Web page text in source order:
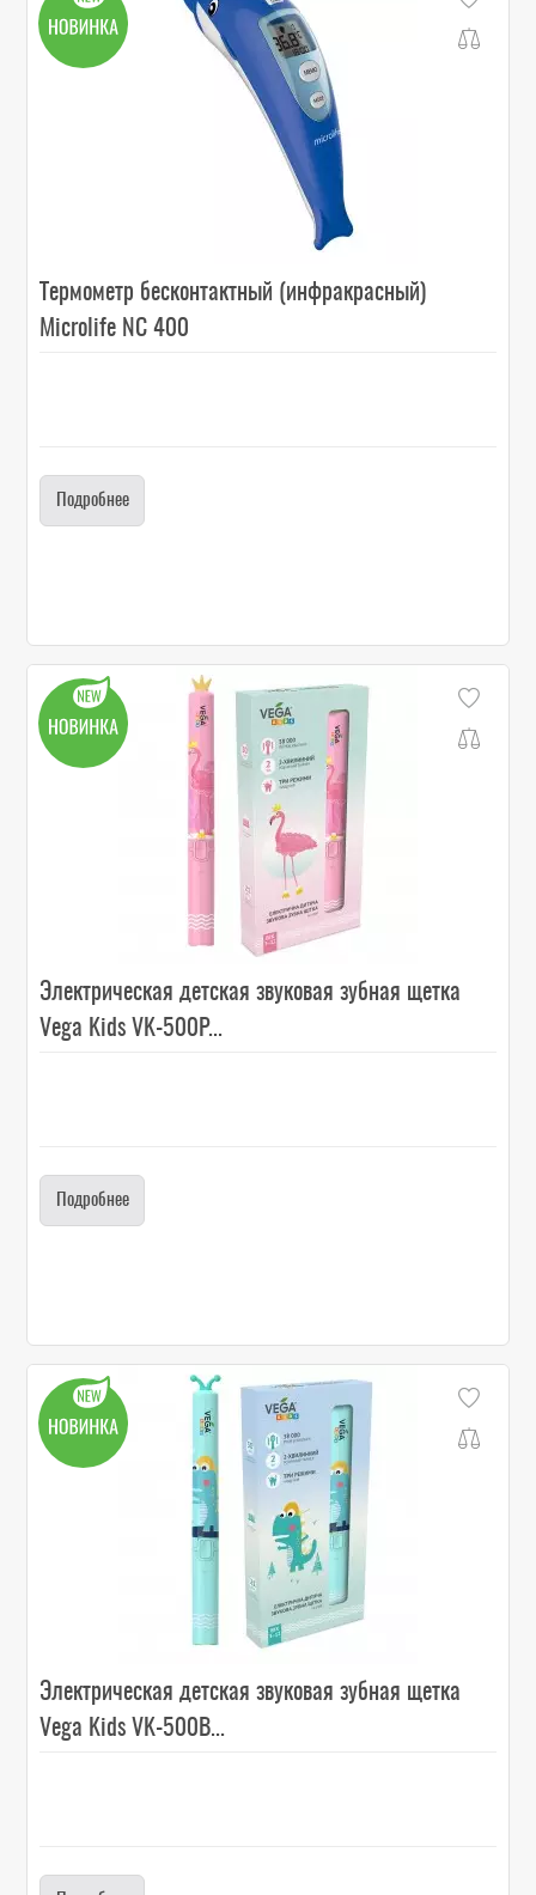
Термометр бесконтактный (инфракрасный)
Microlife NC 400
Подробнее
Электрическая детская звуковая зубная щетка
Vega Kids VK-500P...
Подробнее
Электрическая детская звуковая зубная щетка
Vega Kids VK-500B...